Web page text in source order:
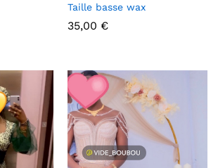
Taille basse wax
35,00 €